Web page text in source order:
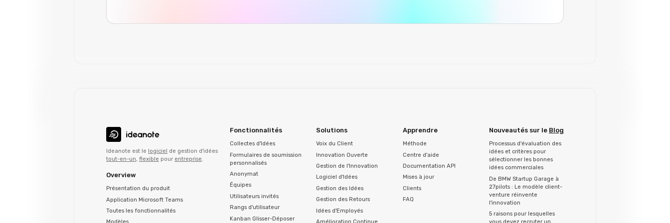
Ideanote est le logiciel
de gestion d'idées
tout-en-un, flexible pour entreprise.
Overview
Présentation du produit
Application Microsoft Teams
Toutes les fonctionnalités
Fonctionnalités
Collectes d'Idées
Formulaires de soumission
personnalisés
Anonymat
Équipes
Utilisateurs invités
Rangs d'utilisateur
Kanban Glisser-Déposer
Solutions
Voix du Client
Innovation Ouverte
Gestion de l'Innovation
Logiciel d'Idées
Gestion des Idées
Gestion des Retours
Idées d'Employés
Apprendre
Méthode
Centre d'aide
Documentation API
Mises à jour
Clients
FAQ
Nouveautés sur le Blog
Processus d'évaluation des
idées et critères pour
sélectionner les bonnes
idées commerciales
De BMW Startup Garage à
27pilots : Le modèle client-
venture réinvente
l'innovation
5 raisons pour lesquelles